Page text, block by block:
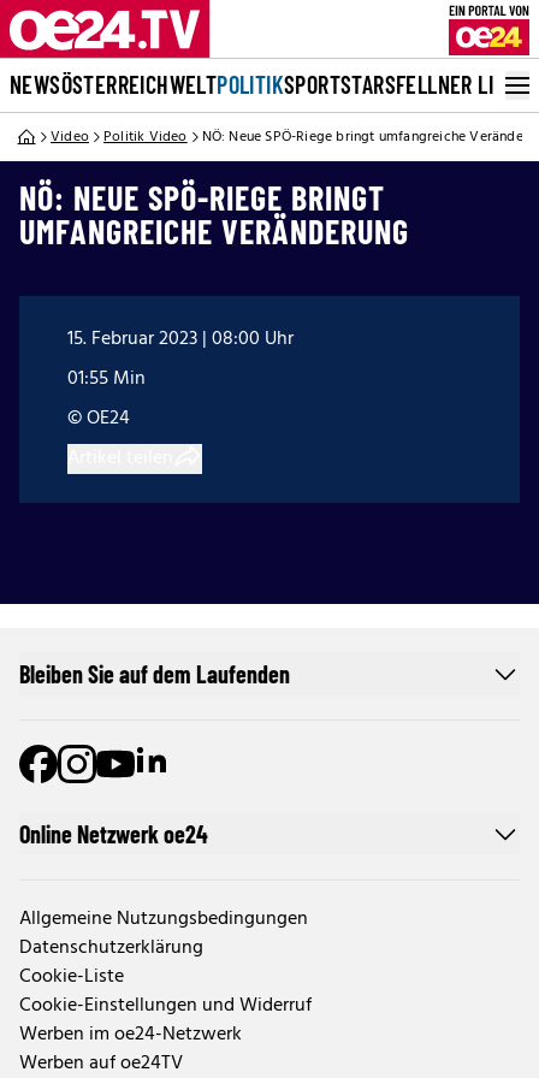
NEWSÖSTERREICHWELTPOLITIKSPORTSTARSFELLNER LIVE
Video Politik Video NÖ: Neue SPÖ-Riege bringt umfangreiche
NÖ: NEUE SPÖ-RIEGE BRINGT
UMFANGREICHE VERÄNDERUNG
15. Februar 2023 | 08:00 Uhr
01:55 Min
© OE24
Online Netzwerk oe24
Allgemeine Nutzungsbedingungen
Datenschutzerklärung
Cookie-Liste
Cookie-Einstellungen und Widerruf
Werben im oe24-Netzwerk
Werben auf oe24TV
Bleiben Sie auf dem Laufenden